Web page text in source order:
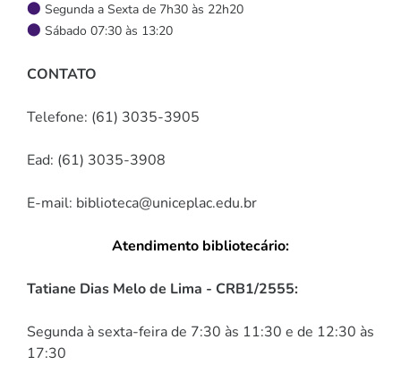
Segunda a Sexta de 7h30 às 22h20
Sábado 07:30 às 13:20
CONTATO
Telefone: (61) 3035-3905
Ead: (61) 3035-3908
E-mail: biblioteca@uniceplac.edu.br
Atendimento bibliotecário:
Tatiane Dias Melo de Lima - CRB1/2555:
Segunda à sexta-feira de 7:30 às 11:30 e de 12:30 às
17:30